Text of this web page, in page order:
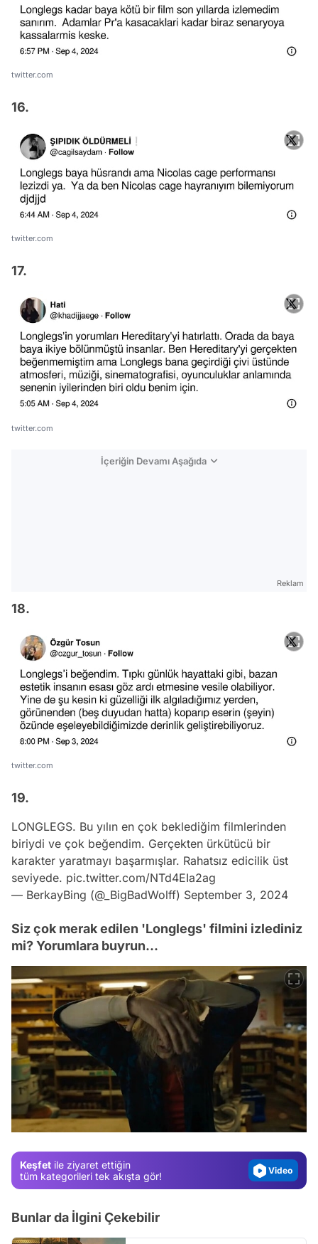
twitter.com
16.
twitter.com
17.
twitter.com
İçeriğin Devamı Aşağıda
Reklam
18.
twitter.com
19.
LONGLEGS. Bu yılın en çok beklediğim filmlerinden
biriydi ve çok beğendim. Gerçekten ürkütücü bir
karakter yaratmayı başarmışlar. Rahatsız edicilik üst
seviyede. pic.twitter.com/NTd4EIa2ag
— BerkayBing (@_BigBadWolff) September 3, 2024
Siz çok merak edilen 'Longlegs' filmini izlediniz
mi? Yorumlara buyrun...
Keşfet ile ziyaret ettiğin
tüm kategorileri tek akışta gör!
Video
Test
Gündem
Video
Bunlar da İlgini Çekebilir